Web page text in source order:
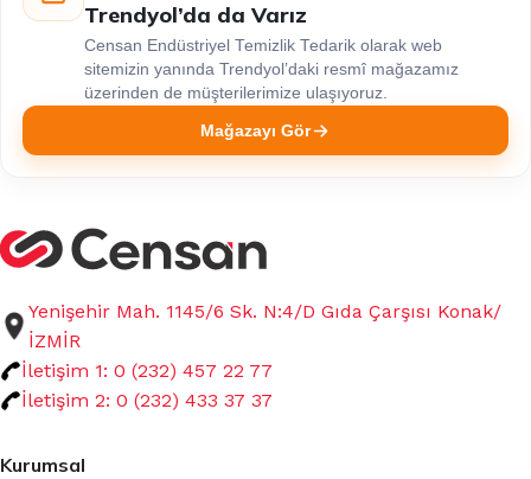
Trendyol’da da Varız
Censan Endüstriyel Temizlik Tedarik olarak web
sitemizin yanında Trendyol’daki resmî mağazamız
üzerinden de müşterilerimize ulaşıyoruz.
Mağazayı Gör
Yenişehir Mah. 1145/6 Sk. N:4/D Gıda Çarşısı Konak/
İZMİR
İletişim 1: 0 (232) 457 22 77
İletişim 2: 0 (232) 433 37 37
Kurumsal